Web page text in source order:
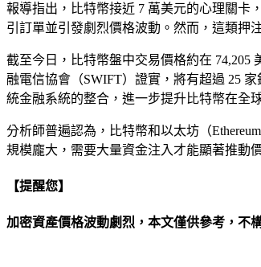
報導指出，比特幣接近 7 萬美元的心理關卡
引訂單並引發劇烈價格波動。然而，這類押
截至今日，比特幣盤中交易價格約在 74,205
融電信協會（SWIFT）證實，將有超過 25
統金融系統的整合，進一步提升比特幣在全
分析師普遍認為，比特幣和以太坊（
規模龐大，需要大量資金注入才能顯著推動
【提醒您】
加密資產價格波動劇烈，本文僅供參考，不